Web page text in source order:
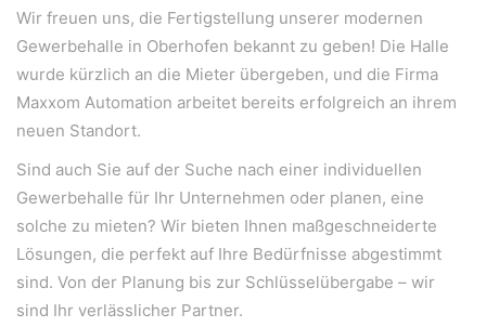
Wir freuen uns, die Fertigstellung unserer modernen
Gewerbehalle in Oberhofen bekannt zu geben! Die Halle
wurde kürzlich an die Mieter übergeben, und die Firma
Maxxom Automation arbeitet bereits erfolgreich an ihrem
neuen Standort.
Sind auch Sie auf der Suche nach einer individuellen
Gewerbehalle für Ihr Unternehmen oder planen, eine
solche zu mieten? Wir bieten Ihnen maßgeschneiderte
Lösungen, die perfekt auf Ihre Bedürfnisse abgestimmt
sind. Von der Planung bis zur Schlüsselübergabe – wir
sind Ihr verlässlicher Partner.
Bergheimerstraße 45
A-5020 Salzburg
office@weiserleben.at
+43(0) 664 244 88 38
Wir schaffen Lebensräume, die die Außenwelt mit der
Innenwelt verbinden. Das Persönliche steht stets im
Kontakt